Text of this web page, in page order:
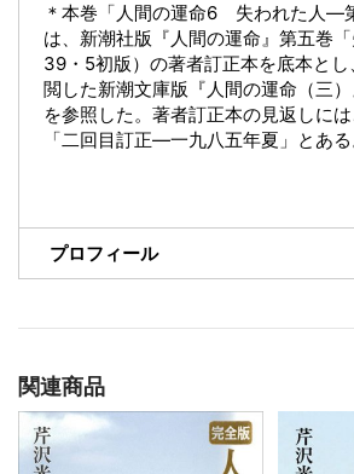
＊本巻「人間の運命6 失われた人―
は、新潮社版『人間の運命』第五巻
39・5初版）の著者訂正本を底本と
閲した新潮文庫版『人間の運命（三）
を参照した。著者訂正本の見返しには
「二回目訂正―一九八五年夏」とある
プロフィール
関連商品